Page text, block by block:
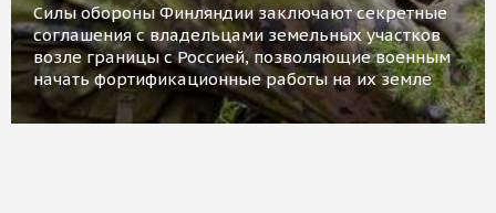
Силы обороны Финляндии заключают секретные
соглашения с владельцами земельных участков
возле границы с Россией, позволяющие военным
начать фортификационные работы на их земле